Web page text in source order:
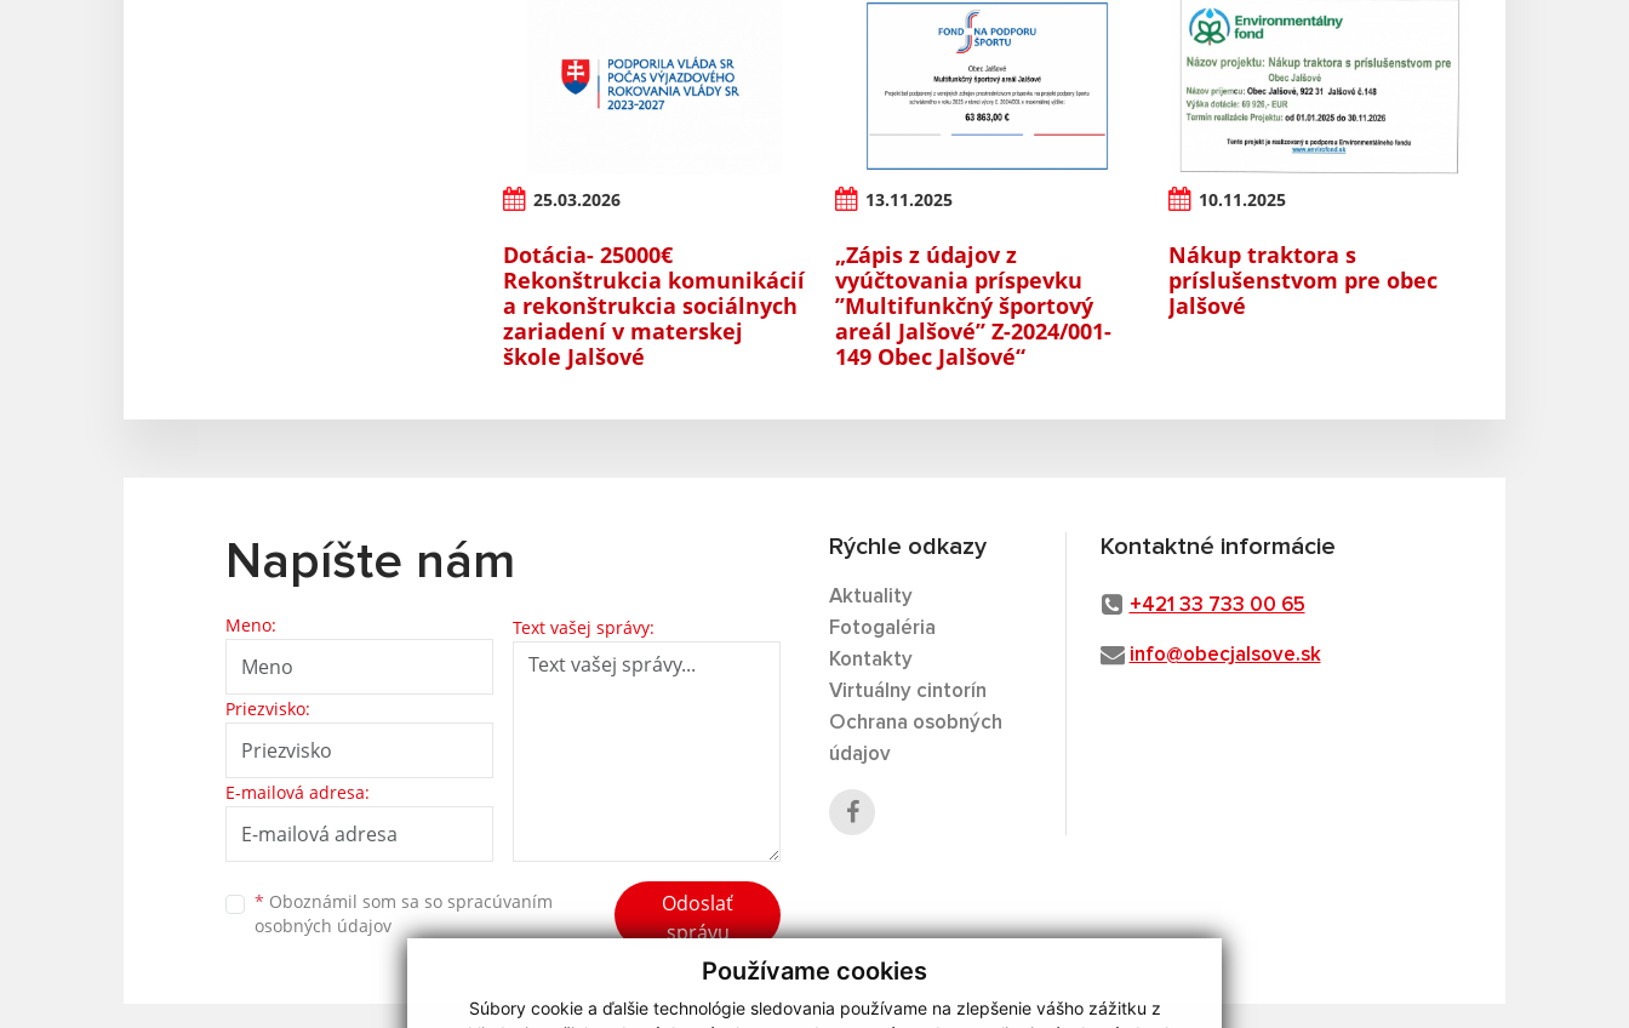
Používame cookies
Súbory cookie a ďalšie technológie sledovania používame na zlepšenie vášho zážitku z
25.03.2026
Dotácia- 25000€
Rekonštrukcia komunikácií
a rekonštrukcia sociálnych
zariadení v materskej
škole Jalšové
13.11.2025
„Zápis z údajov z
vyúčtovania príspevku
’’Multifunkčný športový
areál Jalšové’’ Z-2024/001-
149 Obec Jalšové“
10.11.2025
Nákup traktora s
príslušenstvom pre obec
Jalšové
Napíšte nám
Meno:
Priezvisko:
E-mailová adresa:
Text vašej správy:
* Oboznámil som sa so spracúvaním
osobných údajov
Odoslať
správu
Rýchle odkazy
Aktuality
Fotogaléria
Kontakty
Virtuálny cintorín
Ochrana osobných
údajov
Kontaktné informácie
+421 33 733 00 65
info@obecjalsove.sk